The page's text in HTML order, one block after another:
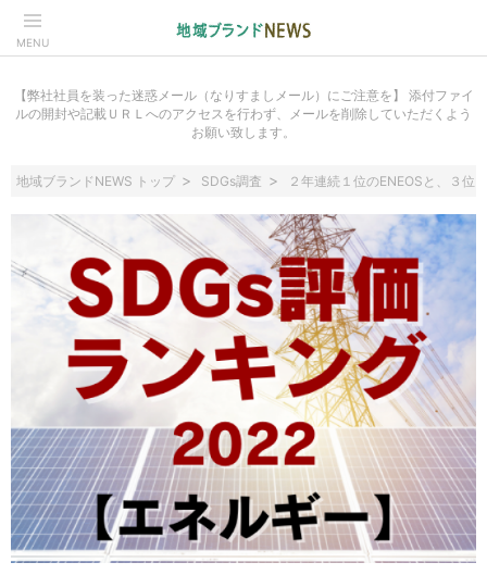
MENU
【弊社社員を装った迷惑メール（なりすましメール）にご注意を】 添付ファイ
ルの開封や記載ＵＲＬへのアクセスを行わず、メールを削除していただくよう
お願い致します。
地域ブランドNEWS トップ SDGs調査 ２年連続１位のENEOSと、３位